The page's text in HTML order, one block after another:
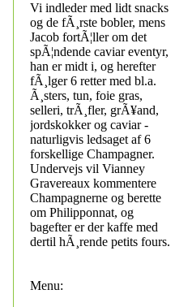
Vi indleder med lidt snacks
og de fÃ¸rste bobler, mens
Jacob fortÃ¦ller om det
spÃ¦ndende caviar eventyr,
han er midt i, og herefter
fÃ¸lger 6 retter med bl.a.
Ã¸sters, tun, foie gras,
selleri, trÃ¸fler, grÃ¥and,
jordskokker og caviar -
naturligvis ledsaget af 6
forskellige Champagner.
Undervejs vil Vianney
Gravereaux kommentere
Champagnerne og berette
om Philipponnat, og
bagefter er der kaffe med
dertil hÃ¸rende petits fours.
Menu: